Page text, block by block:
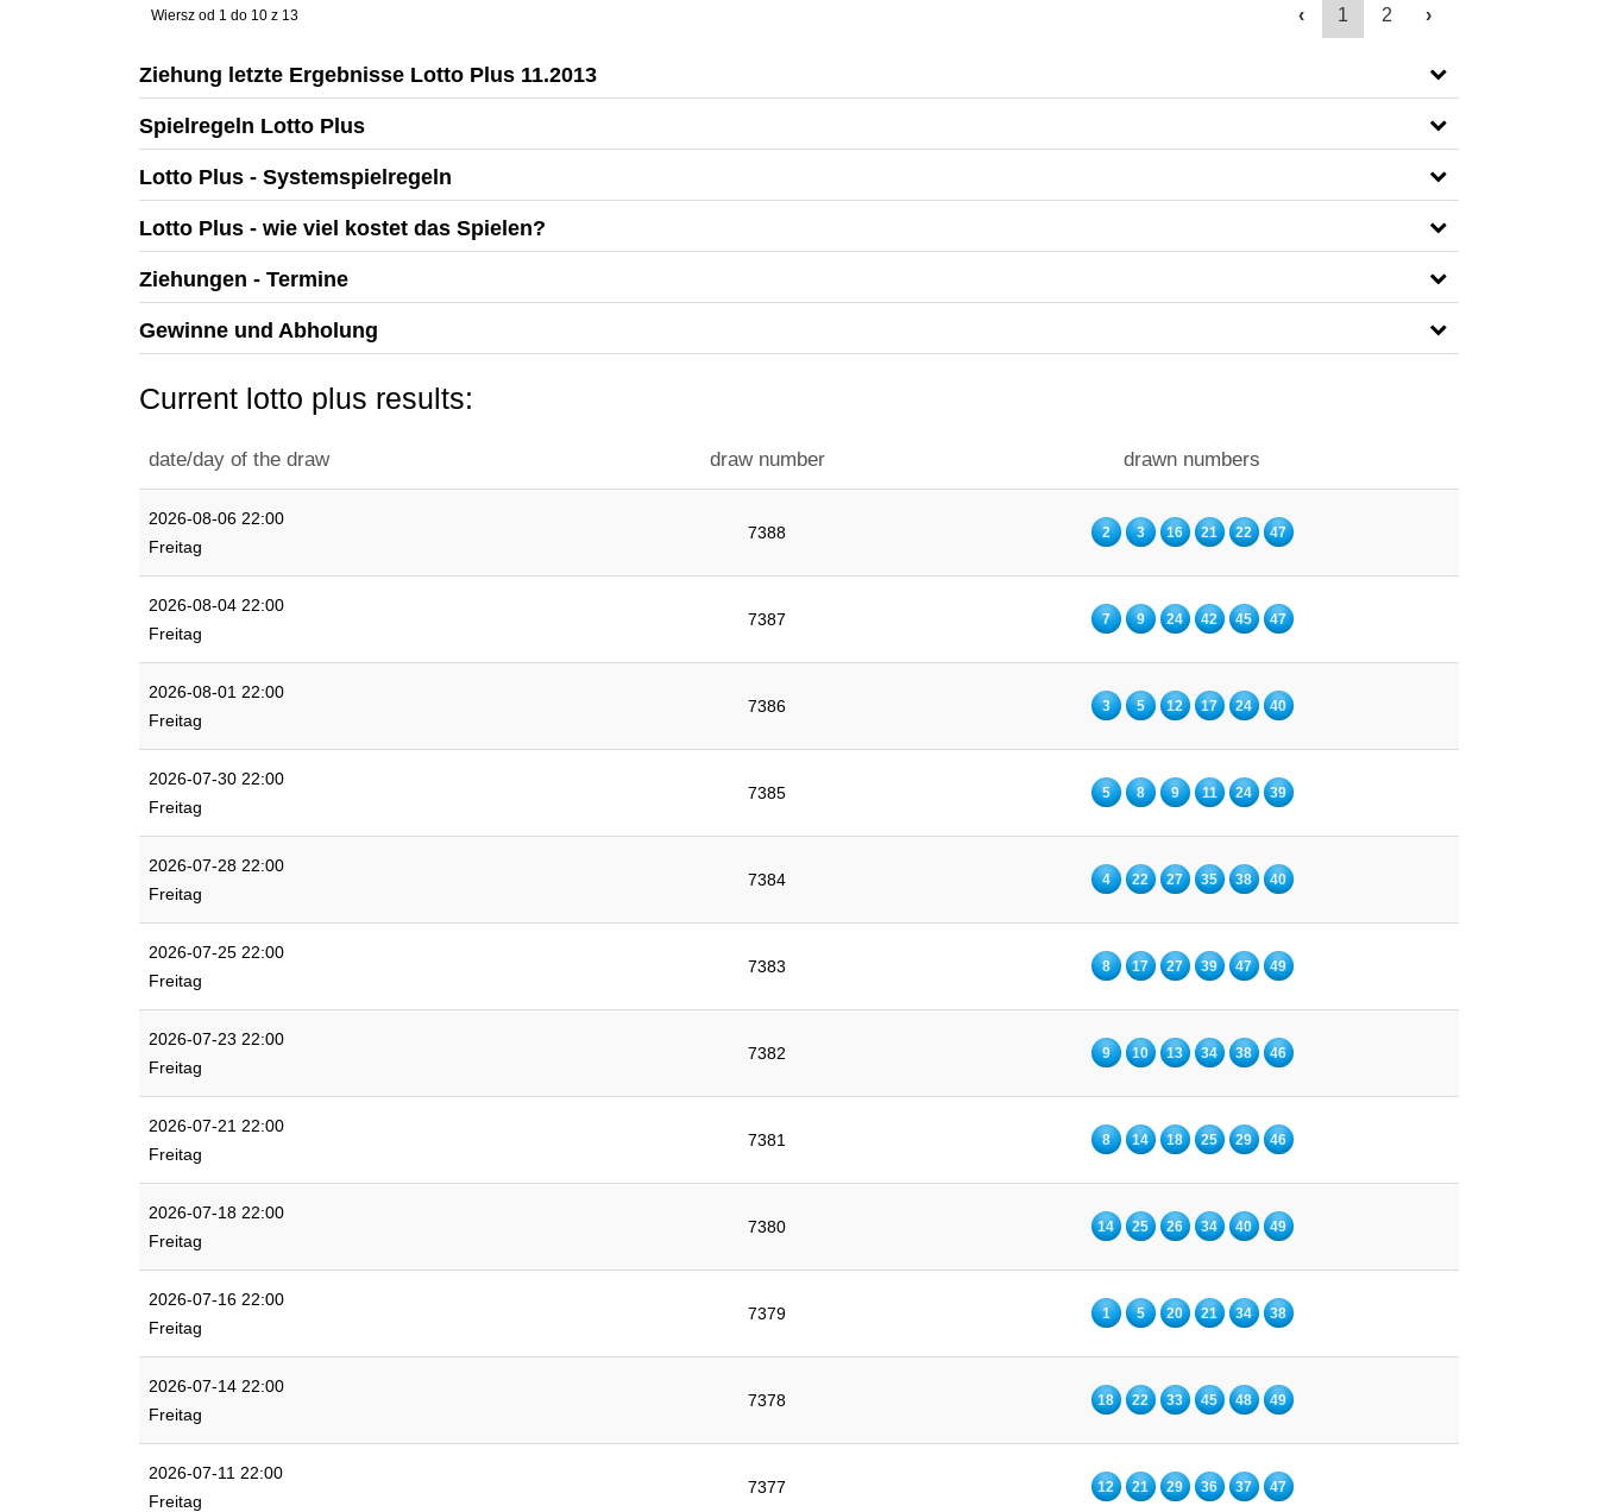
Wiersz od 1 do 10 z 13 ‹ 1 2 ›
Ziehung letzte Ergebnisse Lotto Plus 11.2013
Spielregeln Lotto Plus
Lotto Plus - Systemspielregeln
Lotto Plus - wie viel kostet das Spielen?
Ziehungen - Termine
Gewinne und Abholung
Current lotto plus results:
date/day of the draw draw number drawn numbers
2026-08-06 22:00
Freitag
7388 2 3 16 21 22 47
2026-08-04 22:00
Freitag
7387 7 9 24 42 45 47
2026-08-01 22:00
Freitag
7386 3 5 12 17 24 40
2026-07-30 22:00
Freitag
7385 5 8 9 11 24 39
2026-07-28 22:00
Freitag
7384 4 22 27 35 38 40
2026-07-25 22:00
Freitag
7383 8 17 27 39 47 49
2026-07-23 22:00
Freitag
7382 9 10 13 34 38 46
2026-07-21 22:00
Freitag
7381 8 14 18 25 29 46
2026-07-18 22:00
Freitag
7380 14 25 26 34 40 49
2026-07-16 22:00
Freitag
7379 1 5 20 21 34 38
2026-07-14 22:00
Freitag
7378 18 22 33 45 48 49
2026-07-11 22:00
Freitag
7377 12 21 29 36 37 47